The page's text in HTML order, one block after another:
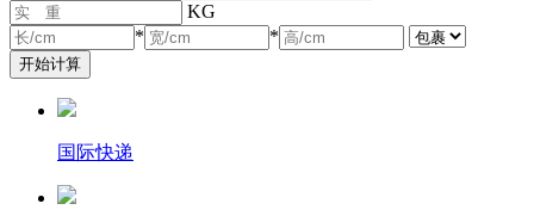
KG
*
*
国际快递